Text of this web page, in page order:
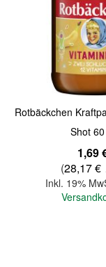
Rotbäckchen
Shot
1,69
(28,17 €
Inkl. 19%